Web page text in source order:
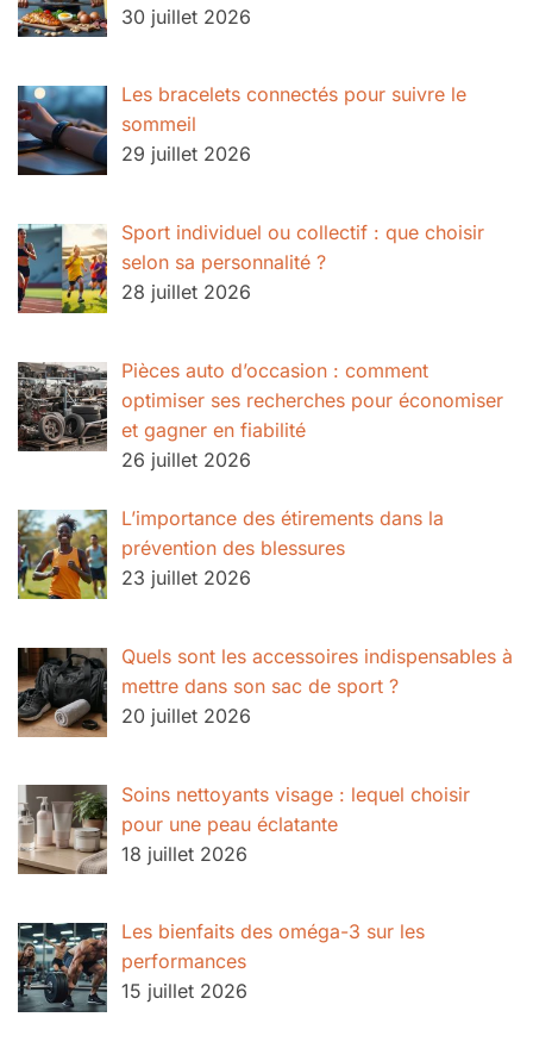
30 juillet 2026
Les bracelets connectés pour suivre le
sommeil
29 juillet 2026
Sport individuel ou collectif : que choisir
selon sa personnalité ?
28 juillet 2026
Pièces auto d’occasion : comment
optimiser ses recherches pour économiser
et gagner en fiabilité
26 juillet 2026
L’importance des étirements dans la
prévention des blessures
23 juillet 2026
Quels sont les accessoires indispensables à
mettre dans son sac de sport ?
20 juillet 2026
Soins nettoyants visage : lequel choisir
pour une peau éclatante
18 juillet 2026
Les bienfaits des oméga-3 sur les
performances
15 juillet 2026